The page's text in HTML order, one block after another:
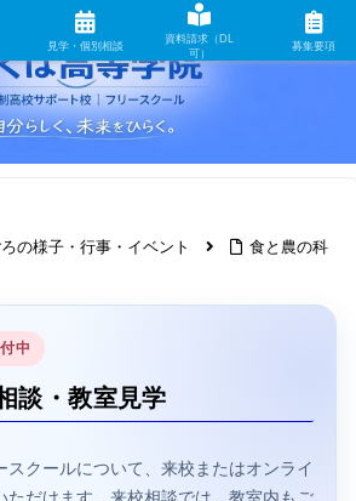
ろの様子・行事・イベント
食と農の科
中
談・教室見学
スクールについて、来校またはオンライ
ただけます。来校相談では、教室内もご
見学・個別相談
資料請求（DL
可）
募集要項